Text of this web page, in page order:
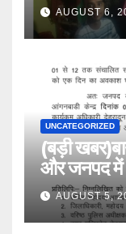
AUGUST 6,
UNCATEGORIZED
(बड़ी
और जनपद में
AUGUST 5,